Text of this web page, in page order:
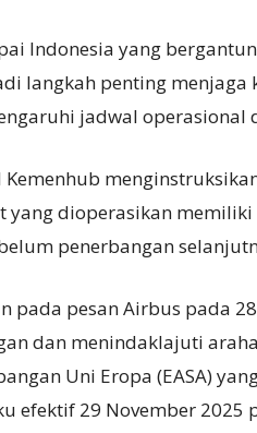
Indonesia yang
langkah penting menjaga
jadwal operasional
yang dioperasikan
penerbangan
pada pesan Airbus pada
dan menindaklajuti
Uni Eropa (EASA)
efektif 29 November 2025